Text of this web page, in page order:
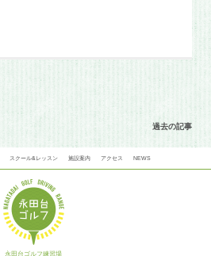
過去の記事
スクール&レッスン 施設案内 アクセス NEWS
永田台ゴルフ練習場